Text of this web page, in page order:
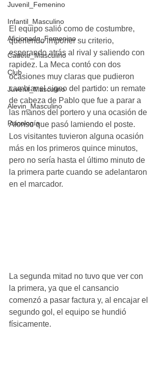
Juvenil_Femenino
Infantil_Masculino
Aficionado_Femenino
Cadete_Masculino
Club
Juvenil_Masculino
Alevin_Masculino
Psicología
El equipo salió como de costumbre,
queriendo imponer su criterio,
esperando atrás al rival y saliendo con
rapidez. La Meca contó con dos
ocasiones muy claras que pudieron
cambiar el signo del partido: un remate
de cabeza de Pablo que fue a parar a
las manos del portero y una ocasión de
Alonso que pasó lamiendo el poste.
Los visitantes tuvieron alguna ocasión
más en los primeros quince minutos,
pero no sería hasta el último minuto de
la primera parte cuando se adelantaron
en el marcador.
La segunda mitad no tuvo que ver con
la primera, ya que el cansancio
comenzó a pasar factura y, al encajar el
segundo gol, el equipo se hundió
físicamente.